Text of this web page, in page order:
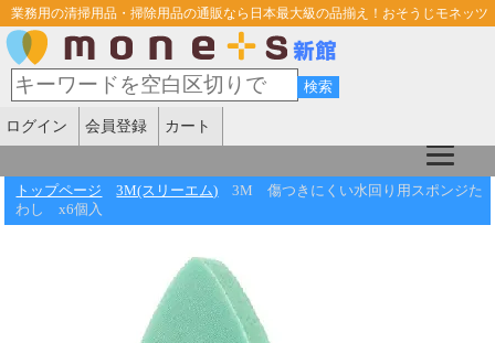
業務用の清掃用品・掃除用品の通販なら日本最大級の品揃え！おそうじモネッツ
ログイン 会員登録 カート
トップページ 3M(スリーエム)
3M 傷つきにくい水回り用スポンジた
わし x6個入